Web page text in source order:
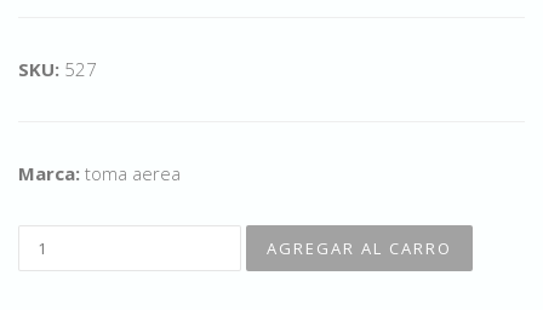
SKU: 527
Marca: toma aerea